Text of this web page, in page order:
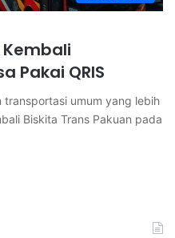
Pakai QRIS
umum yang lebih
Biskita Trans Pakuan pada